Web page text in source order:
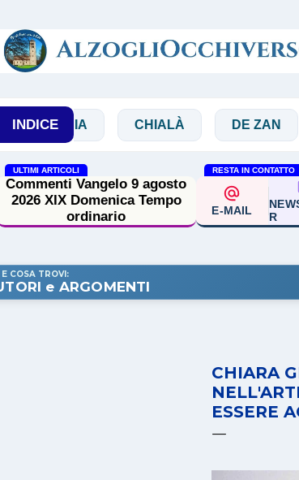
INDICE CHIALÀ DE ZAN
ULTIMI ARTICOLI
Commenti Vangelo 9 agosto
2026 XIX Domenica Tempo
ordinario
RESTA IN CONTATTO
E-MAIL
R
E COSA TROVI:
e ARGOMENTI
CHIARA
ESSERE